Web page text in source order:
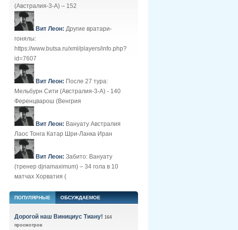
(Австралия-3-А) – 152
Вит Леон: Другие вратари-
гонялы:
https://www.butsa.ru/xml/players/info.php?
id=7607
Вит Леон: После 27 тура:
Мельбурн Сити (Австралия-3-А) - 140
Ференцварош (Венгрия
Вит Леон: Вануату Австралия
Лаос Тонга Катар Шри-Ланка Иран
Вит Леон: Забито: Вануату
(тренер djnamaximum) – 34 гола в 10
матчах Хорватия (
ПОПУЛЯРНЫЕ ОБСУЖДАЕМОЕ
Дорогой наш Винициус Тиану! 164
просмотров